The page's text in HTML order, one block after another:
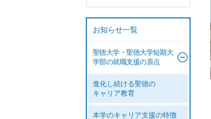
お知らせ一覧
聖徳大学・聖徳大学短期大
学部の就職支援の原点
進化し続ける聖徳の
キャリア教育
本学のキャリア支援の特徴